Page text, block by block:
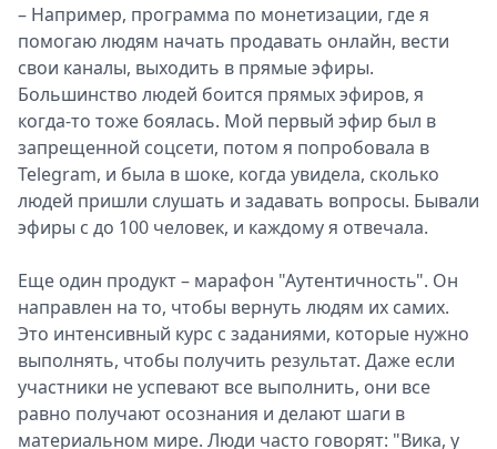
– Например, программа по монетизации, где я
помогаю людям начать продавать онлайн, вести
свои каналы, выходить в прямые эфиры.
Большинство людей боится прямых эфиров, я
когда-то тоже боялась. Мой первый эфир был в
запрещенной соцсети, потом я попробовала в
Telegram, и была в шоке, когда увидела, сколько
людей пришли слушать и задавать вопросы. Бывали
эфиры с до 100 человек, и каждому я отвечала.
Еще один продукт – марафон "Аутентичность". Он
направлен на то, чтобы вернуть людям их самих.
Это интенсивный курс с заданиями, которые нужно
выполнять, чтобы получить результат. Даже если
участники не успевают все выполнить, они все
равно получают осознания и делают шаги в
материальном мире. Люди часто говорят: "Вика, у